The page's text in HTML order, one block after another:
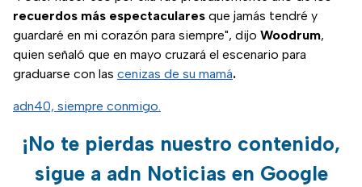
recuerdos más espectaculares que jamás tendré y
guardaré en mi corazón para siempre", dijo Woodrum,
quien señaló que en mayo cruzará el escenario para
graduarse con las cenizas de su mamá.
adn40, siempre conmigo.
¡No te pierdas nuestro contenido,
sigue a adn Noticias en Google